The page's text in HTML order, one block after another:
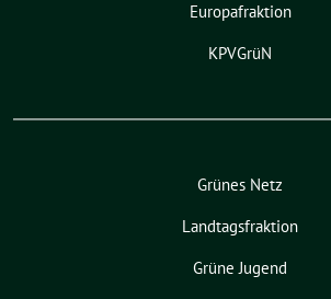
Europafraktion
KPVGrüN
Grünes Netz
Landtagsfraktion
Grüne Jugend